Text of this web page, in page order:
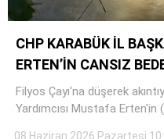
CHP KARABÜK İL
ERTEN’İN CANSIZ
Filyos Çayı'na düşerek
Yardımcısı Mustafa Erten'in
08 Haziran 2026 Pazartesi